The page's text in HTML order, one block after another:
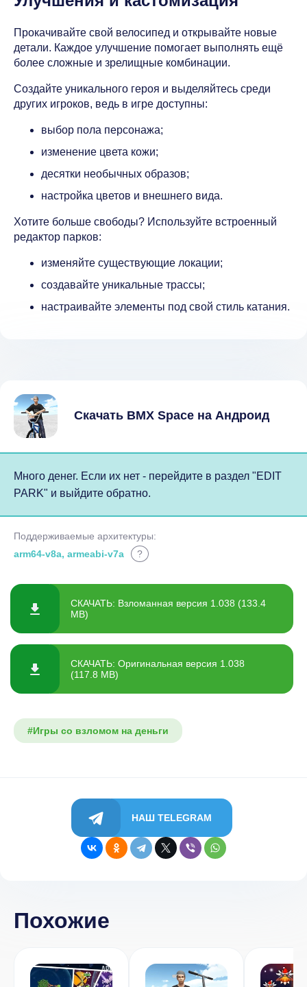
Прокачивайте свой велосипед и открывайте новые
детали. Каждое улучшение помогает выполнять ещё
более сложные и зрелищные комбинации.
Создайте уникального героя и выделяйтесь среди
других игроков, ведь в игре доступны:
выбор пола персонажа;
изменение цвета кожи;
десятки необычных образов;
настройка цветов и внешнего вида.
Хотите больше свободы? Используйте встроенный
редактор парков:
изменяйте существующие локации;
создавайте уникальные трассы;
настраивайте элементы под свой стиль катания.
Скачать BMX Space на Андроид
Много денег. Если их нет - перейдите в раздел "EDIT
PARK" и выйдите обратно.
Поддерживаемые архитектуры:
arm64-v8a, armeabi-v7a
?
СКАЧАТЬ: Взломанная версия 1.038 (133.4
MB)
СКАЧАТЬ: Оригинальная версия 1.038
(117.8 MB)
#Игры со взломом на деньги
НАШ TELEGRAM
Похожие